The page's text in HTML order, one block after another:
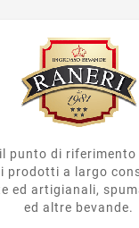
punto di
prodotti a largo
ed artigianali,
ed altre bevande.